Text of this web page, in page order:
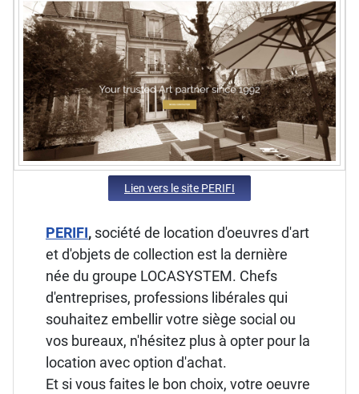
Lien vers le site PERIFI
PERIFI, société de location d'oeuvres d'art
et d'objets de collection est la dernière
née du groupe LOCASYSTEM. Chefs
d'entreprises, professions libérales qui
souhaitez embellir votre siège social ou
vos bureaux, n'hésitez plus à opter pour la
location avec option d'achat.
Et si vous faites le bon choix, votre oeuvre